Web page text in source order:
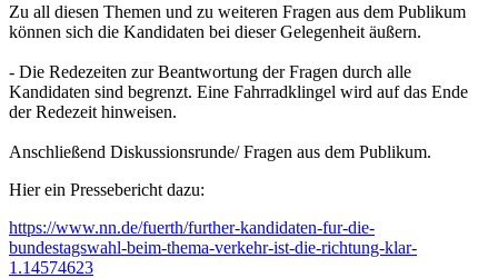
Zu all diesen Themen und zu weiteren Fragen aus dem Publikum
können sich die Kandidaten bei dieser Gelegenheit äußern.
- Die Redezeiten zur Beantwortung der Fragen durch alle
Kandidaten sind begrenzt. Eine Fahrradklingel wird auf das Ende
der Redezeit hinweisen.
Anschließend Diskussionsrunde/ Fragen aus dem Publikum.
Hier ein Pressebericht dazu:
https://www.nn.de/fuerth/further-kandidaten-fur-die-
bundestagswahl-beim-thema-verkehr-ist-die-richtung-klar-
1.14574623